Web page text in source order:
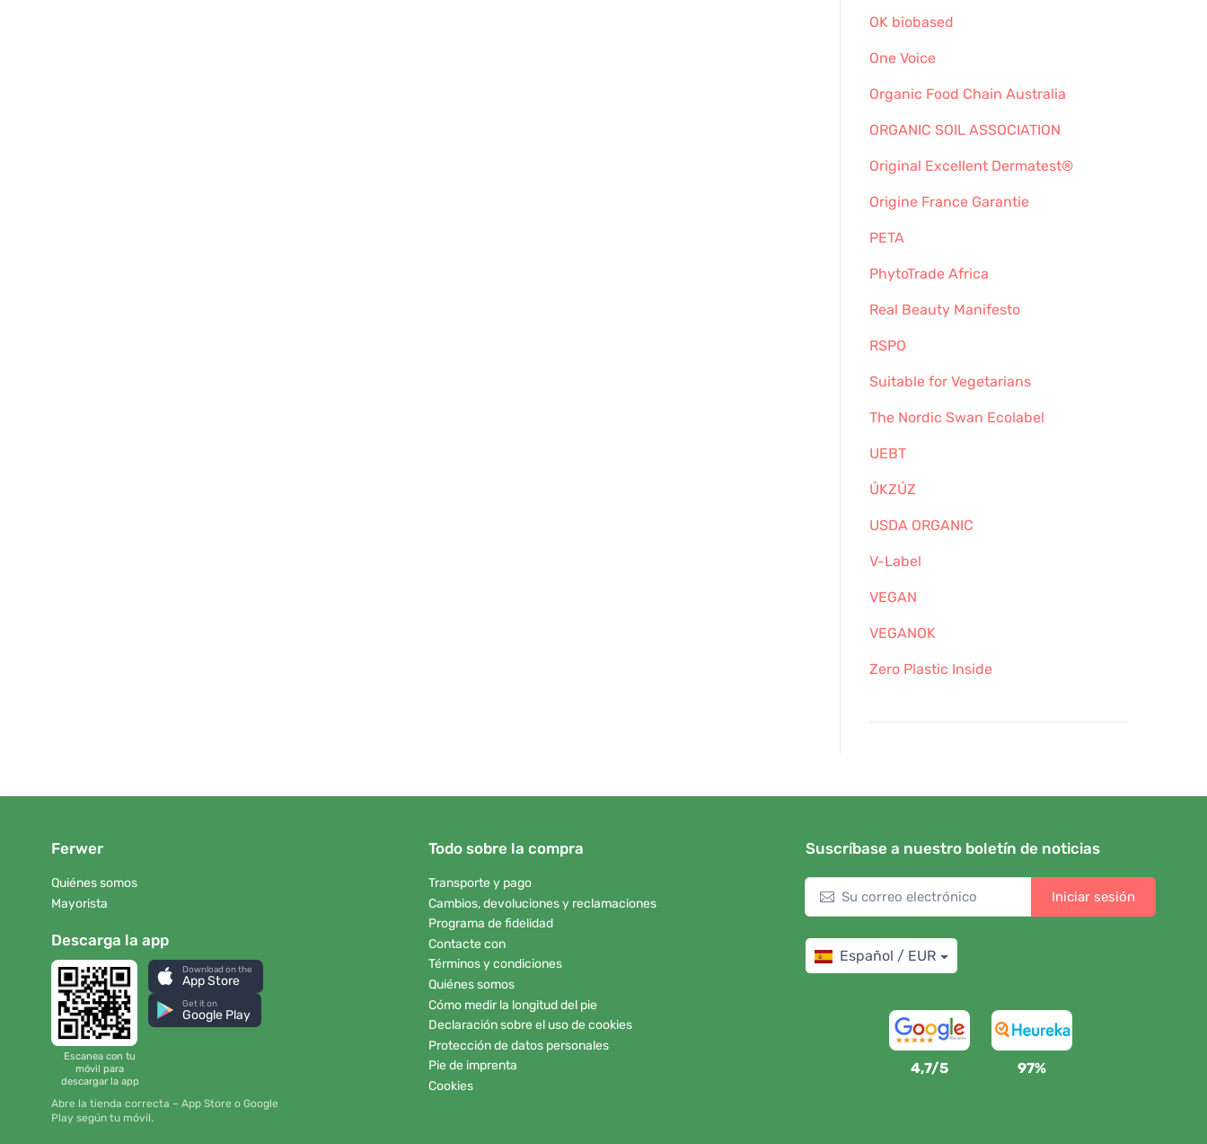
OK biobased
One Voice
Organic Food Chain Australia
ORGANIC SOIL ASSOCIATION
Original Excellent Dermatest®
Origine France Garantie
PETA
PhytoTrade Africa
Real Beauty Manifesto
RSPO
Suitable for Vegetarians
The Nordic Swan Ecolabel
UEBT
ÚKZÚZ
USDA ORGANIC
V-Label
VEGAN
VEGANOK
Zero Plastic Inside
Ferwer
Quiénes somos
Mayorista
Descarga la app
Escanea con tu
móvil para
descargar la app
Download on the
App Store
Get it on
Google Play
Abre la tienda correcta – App Store o Google
Play según tu móvil.
Todo sobre la compra
Transporte y pago
Cambios, devoluciones y reclamaciones
Programa de fidelidad
Contacte con
Términos y condiciones
Quiénes somos
Cómo medir la longitud del pie
Declaración sobre el uso de cookies
Protección de datos personales
Pie de imprenta
Cookies
Suscríbase a nuestro boletín de noticias
Iniciar sesión
Español / EUR
4,7/5 97%